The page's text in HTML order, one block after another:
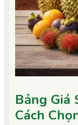
Bảng Giá
Cách